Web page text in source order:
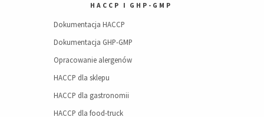
HACCP I GHP-GMP
Dokumentacja HACCP
Dokumentacja GHP-GMP
Opracowanie alergenów
HACCP dla sklepu
HACCP dla gastronomii
HACCP dla food-truck